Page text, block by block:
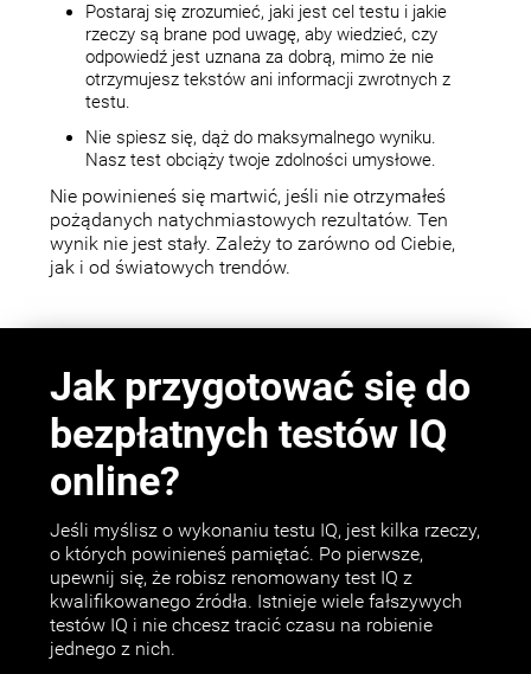
Postaraj się zrozumieć, jaki jest cel testu i jakie
rzeczy są brane pod uwagę, aby wiedzieć, czy
odpowiedź jest uznana za dobrą, mimo że nie
otrzymujesz tekstów ani informacji zwrotnych z
testu.
Nie spiesz się, dąż do maksymalnego wyniku.
Nasz test obciąży twoje zdolności umysłowe.
Nie powinieneś się martwić, jeśli nie otrzymałeś
pożądanych natychmiastowych rezultatów. Ten
wynik nie jest stały. Zależy to zarówno od Ciebie,
jak i od światowych trendów.
Jak przygotować się do
bezpłatnych testów IQ
online?
Jeśli myślisz o wykonaniu testu IQ, jest kilka rzeczy,
o których powinieneś pamiętać. Po pierwsze,
upewnij się, że robisz renomowany test IQ z
kwalifikowanego źródła. Istnieje wiele fałszywych
testów IQ i nie chcesz tracić czasu na robienie
jednego z nich.